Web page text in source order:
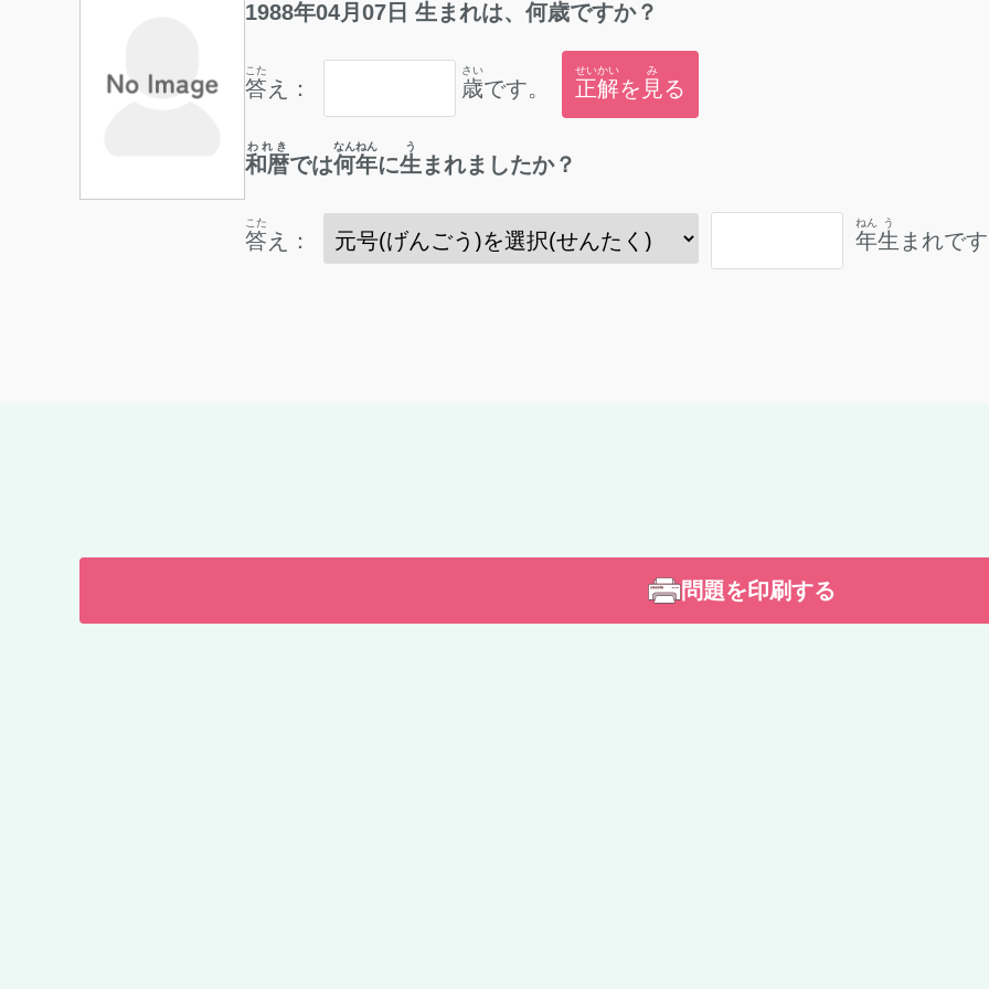
1988年04月 07 日 生 まれは、 何歳ですか？
答
こた
え： 歳
さい
です。 正解
せいかい
を 見
み
る
和暦
われき
では何年
なんねん
に生
う
まれましたか？
答
こた
え： 年
ねん
生
う
まれで
問題を印刷する